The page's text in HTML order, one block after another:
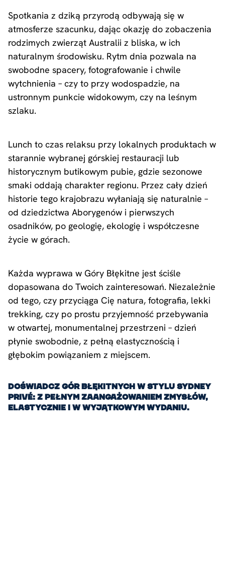
Spotkania z dziką przyrodą odbywają się w
atmosferze szacunku, dając okazję do zobaczenia
rodzimych zwierząt Australii z bliska, w ich
naturalnym środowisku. Rytm dnia pozwala na
swobodne spacery, fotografowanie i chwile
wytchnienia – czy to przy wodospadzie, na
ustronnym punkcie widokowym, czy na leśnym
szlaku.
Lunch to czas relaksu przy lokalnych produktach w
starannie wybranej górskiej restauracji lub
historycznym butikowym pubie, gdzie sezonowe
smaki oddają charakter regionu. Przez cały dzień
historie tego krajobrazu wyłaniają się naturalnie –
od dziedzictwa Aborygenów i pierwszych
osadników, po geologię, ekologię i współczesne
życie w górach.
Każda wyprawa w Góry Błękitne jest ściśle
dopasowana do Twoich zainteresowań. Niezależnie
od tego, czy przyciąga Cię natura, fotografia, lekki
trekking, czy po prostu przyjemność przebywania
w otwartej, monumentalnej przestrzeni – dzień
płynie swobodnie, z pełną elastycznością i
głębokim powiązaniem z miejscem.
Doświadcz Gór Błękitnych w stylu Sydney
Privé: z pełnym zaangażowaniem zmysłów,
elastycznie i w wyjątkowym wydaniu.